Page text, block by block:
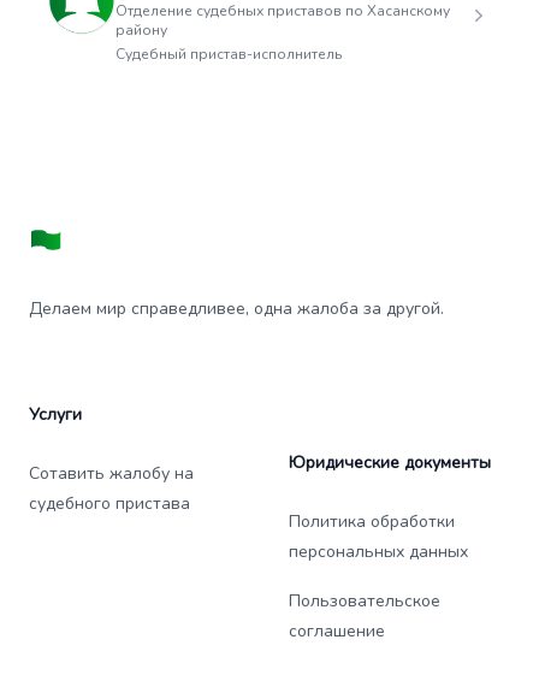
Отделение судебных приставов по Хасанскому
району
Судебный пристав-исполнитель
Делаем мир справедливее, одна жалоба за другой.
Услуги
Сотавить жалобу на
судебного пристава
Юридические документы
Политика обработки
персональных данных
Пользовательское
соглашение